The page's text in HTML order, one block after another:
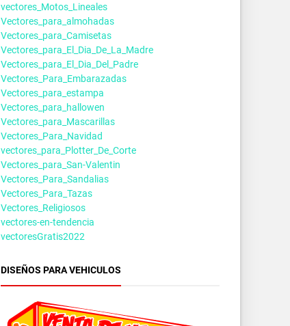
vectores_Motos_Lineales
Vectores_para_almohadas
Vectores_para_Camisetas
Vectores_para_El_Dia_De_La_Madre
Vectores_para_El_Dia_Del_Padre
Vectores_Para_Embarazadas
Vectores_para_estampa
Vectores_para_hallowen
Vectores_para_Mascarillas
Vectores_Para_Navidad
vectores_para_Plotter_De_Corte
Vectores_para_San-Valentin
Vectores_Para_Sandalias
Vectores_Para_Tazas
Vectores_Religiosos
vectores-en-tendencia
vectoresGratis2022
DISEÑOS PARA VEHICULOS